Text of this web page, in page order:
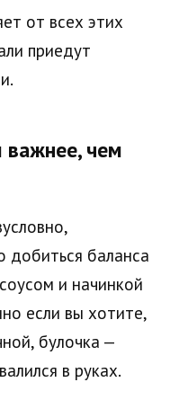
от всех этих
приедут
важнее, чем
добиться баланса
и начинкой
если вы хотите,
булочка —
в руках.